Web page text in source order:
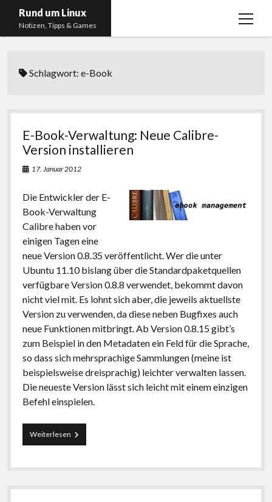
Rund um Linux
Notizen, Tipps & Games
Menü
Linux
About
Impressum
twitterinstagram
youtubetwitch
Schlagwort:e-Book
E-Book-Verwaltung: Neue Calibre-
Version installieren
17. Januar 2012
Die Entwickler der E-
Book-Verwaltung
Calibre haben vor
einigen Tagen eine
neue Version 0.8.35 veröffentlicht. Wer die unter
Ubuntu 11.10 bislang über die Standardpaketquellen
verfügbare Version 0.8.8 verwendet, bekommt davon
nicht viel mit. Es lohnt sich aber, die jeweils aktuellste
Version zu verwenden, da diese neben Bugfixes auch
neue Funktionen mitbringt. Ab Version 0.8.15 gibt’s
zum Beispiel in den Metadaten ein Feld für die Sprache,
so dass sich mehrsprachige Sammlungen (meine ist
beispielsweise dreisprachig) leichter verwalten lassen.
Die neueste Version lässt sich leicht mit einem einzigen
Befehl einspielen.
WeiterlesenE-
Book-
Neue
Version